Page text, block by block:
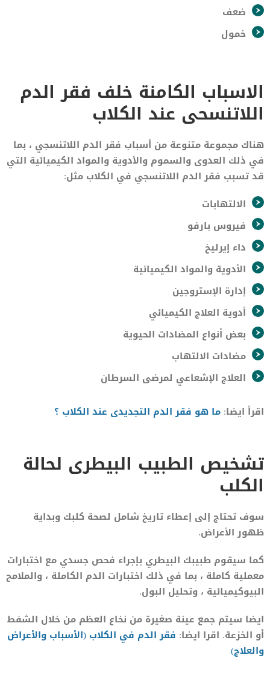
ضعف
خمول
الاسباب الكامنة خلف فقر الدم
اللاتنسحى عند الكلاب
هناك مجموعة متنوعة من أسباب فقر الدم اللاتنسجي ، بما
في ذلك العدوى والسموم والأدوية والمواد الكيميائية التي
قد تسبب فقر الدم اللاتنسجي في الكلاب مثل:
الالتهابات
فيروس بارفو
داء إيرليخ
الأدوية والمواد الكيميائية
إدارة الإستروجين
أدوية العلاج الكيميائي
بعض أنواع المضادات الحيوية
مضادات الالتهاب
العلاج الإشعاعي لمرضى السرطان
اقرأ ايضا: ما هو فقرالدم التجديدى عند الكلاب ؟
تشخيص الطبيب البيطرى لحالة
الكلب
سوف تحتاج إلى إعطاء تاريخ شامل لصحة كلبك وبداية
ظهور الأعراض.
كما سيقوم طبيبك البيطري بإجراء فحص جسدي مع اختبارات
معملية كاملة ، بما في ذلك اختبارات الدم الكاملة ، والملامح
البيوكيميائية ، وتحليل البول.
ايضا سيتم جمع عينة صغيرة من نخاع العظم من خلال الشفط
أو الخزعة. اقرا ايضا: فقر الدم في الكلاب (الأسباب والأعراض
والعلاج)